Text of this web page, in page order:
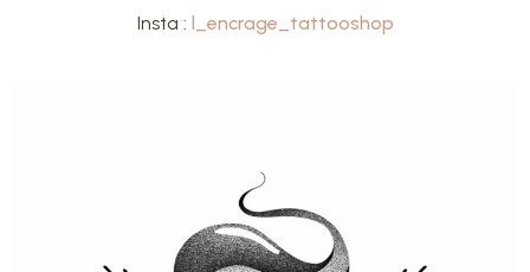
Insta : l_encrage_tattooshop